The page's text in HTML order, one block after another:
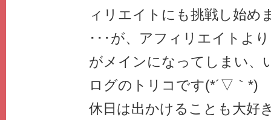
ィリエイトにも挑戦し始め
･･･が、アフィリエイトよ
がメインになってしまい、
ログのトリコです(*´▽｀*)
休日は出かけることも大好